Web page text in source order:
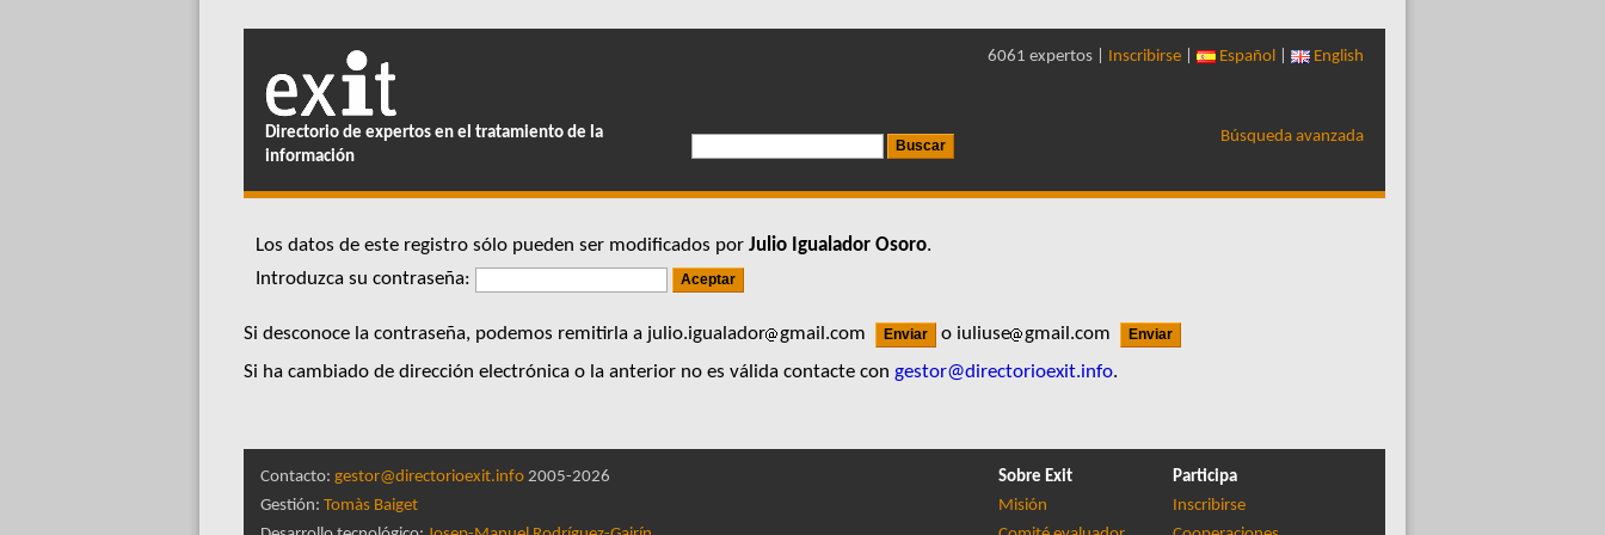
Directorio de expertos en el tratamiento de la
información
6061 expertos | Inscribirse Español English
Búsqueda avanzada
Los datos de este registro sólo pueden ser modificados por Julio Igualador Osoro.
Introduzca su contraseña:
Si desconoce la contraseña, podemos remitirla a julio.igualador gmail.com o iuliuse
gmail.com
Si ha cambiado de dirección electrónica o la anterior no es válida contacte con gestor@directorioexit.info.
Contacto: gestor@directorioexit.info 2005-2026
Gestión: Tomàs Baiget
Sobre Exit
Misión
Participa
Inscribirse